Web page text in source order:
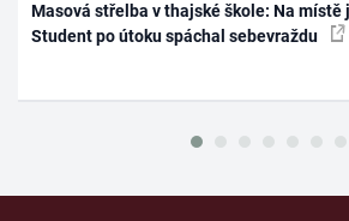
Masová střelba v thajské škole: Na místě
Student po útoku spáchal sebevraždu